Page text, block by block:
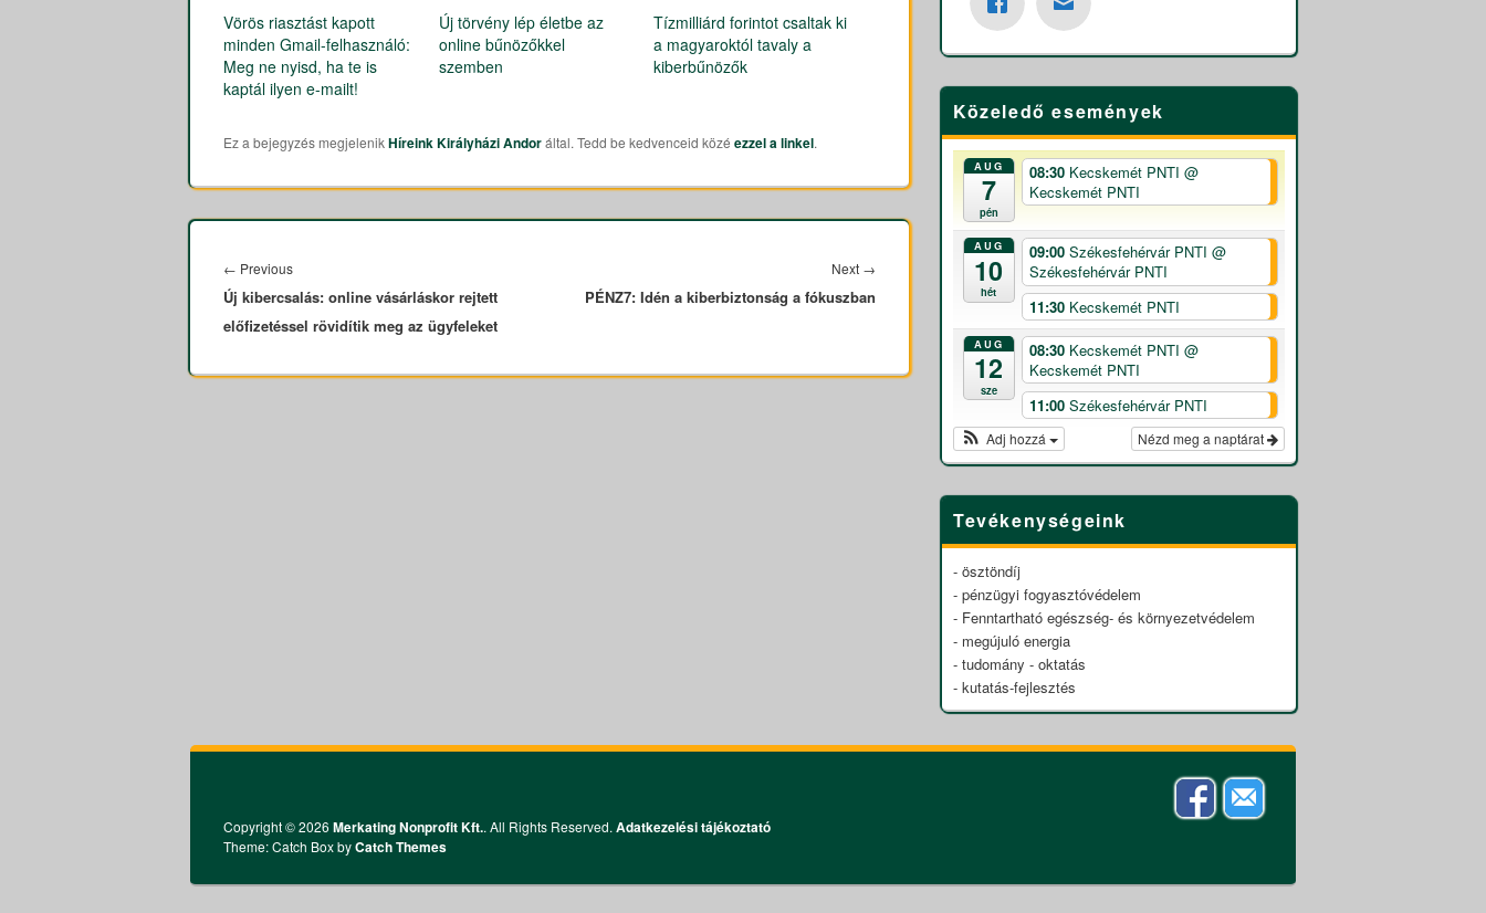
Vörös riasztást kapott
minden Gmail-felhasználó:
Meg ne nyisd, ha te is
kaptál ilyen e-mailt!
Új törvény lép életbe az
online bűnözőkkel
szemben
Tízmilliárd forintot csaltak ki
a magyaroktól tavaly a
kiberbűnözők
Ez a bejegyzés megjelenikHíreinkKirályházi Andoráltal. Tedd be kedvenceid közé ezzel a linkel.
navigáció
← Previous
post:
Új kibercsalás: online vásárláskor rejtett
előfizetéssel rövidítik meg az ügyfeleket
Next →
PÉNZ7: Idén a kiberbiztonság a fókuszban
Közeledő események
AUG
7
pén
08:30 Kecskemét PNTI @
Kecskemét PNTI
AUG
10
hét
09:00 Székesfehérvár PNTI @
Székesfehérvár PNTI
11:30 Kecskemét PNTI
AUG
12
sze
08:30 Kecskemét PNTI @
Kecskemét PNTI
11:00 Székesfehérvár PNTI
Nézd meg a naptárat
Adj hozzá
Tevékenységeink
- ösztöndíj
- pénzügyi fogyasztóvédelem
- Fenntartható egészség- és környezetvédelem
- megújuló energia
- tudomány - oktatás
- kutatás-fejlesztés
Copyright © 2026 Merkating Nonprofit Kft.. All Rights Reserved. Adatkezelési tájékoztató
Theme: Catch Box byCatch Themes